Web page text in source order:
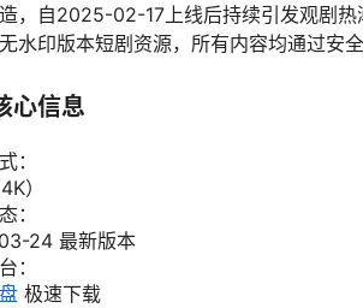
，自2025-02-17上线后持续引发观剧
水印版本短剧资源，所有内容均通过安
心信息
：
）
：
24 最新版本
：
极速下载